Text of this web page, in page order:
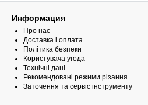
Информация
Про нас
Доставка і оплата
Політика безпеки
Користувача угода
Технічні дані
Рекомендовані режими різання
Заточення та сервіс інструменту